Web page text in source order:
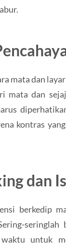
mata dan
mata dan
kontras
dan
berkedip
untuk